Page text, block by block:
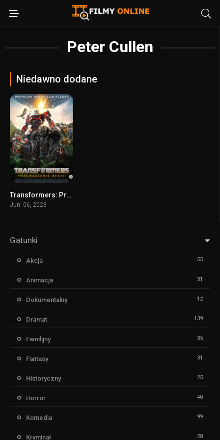
Peter Cullen
Niedawno dodane
6Transformers: Przebudzenie bestii
Jun. 06, 2023
Gatunki
Akcja 55
Animacja 31
Dokumentalny 12
Dramat 139
Familijny 35
Fantasy 31
Historyczny 25
Horror 40
Komedia 99
Kryminał 28